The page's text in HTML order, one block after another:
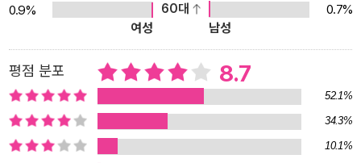
0.9%
60대
0.7%
여성
남성
평점 분포 8.7
52.1%
34.3%
10.1%